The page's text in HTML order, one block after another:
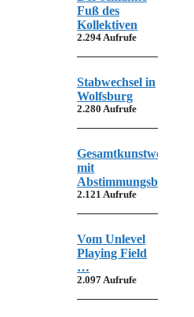
Fuß des
Kollektiven
2.294 Aufrufe
Stabwechsel in
Wolfsburg
2.280 Aufrufe
Gesamtkunstwerk
mit
Abstimmungsbedarf
2.121 Aufrufe
Vom Unlevel
Playing Field
…
2.097 Aufrufe